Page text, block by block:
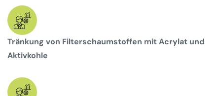
Tränkung von Filterschaumstoffen mit Acrylat und
Aktivkohle